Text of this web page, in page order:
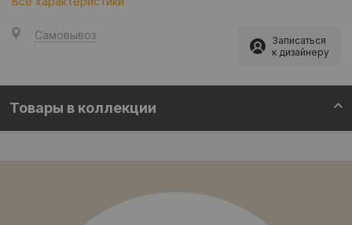
Самовывоз
Записаться
к дизайнеру
Товары в коллекции